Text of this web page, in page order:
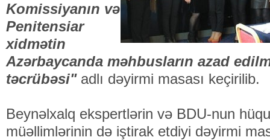
Komissiyanın və
Penitensiar
xidmətin
Azərbaycanda məhbusların azad
təcrübəsi"adlı dəyirmi masası keçirilib.
Beynəlxalq ekspertlərin və BDU-nun
müəllimlərinin də iştirak etdiyi dəyirmi